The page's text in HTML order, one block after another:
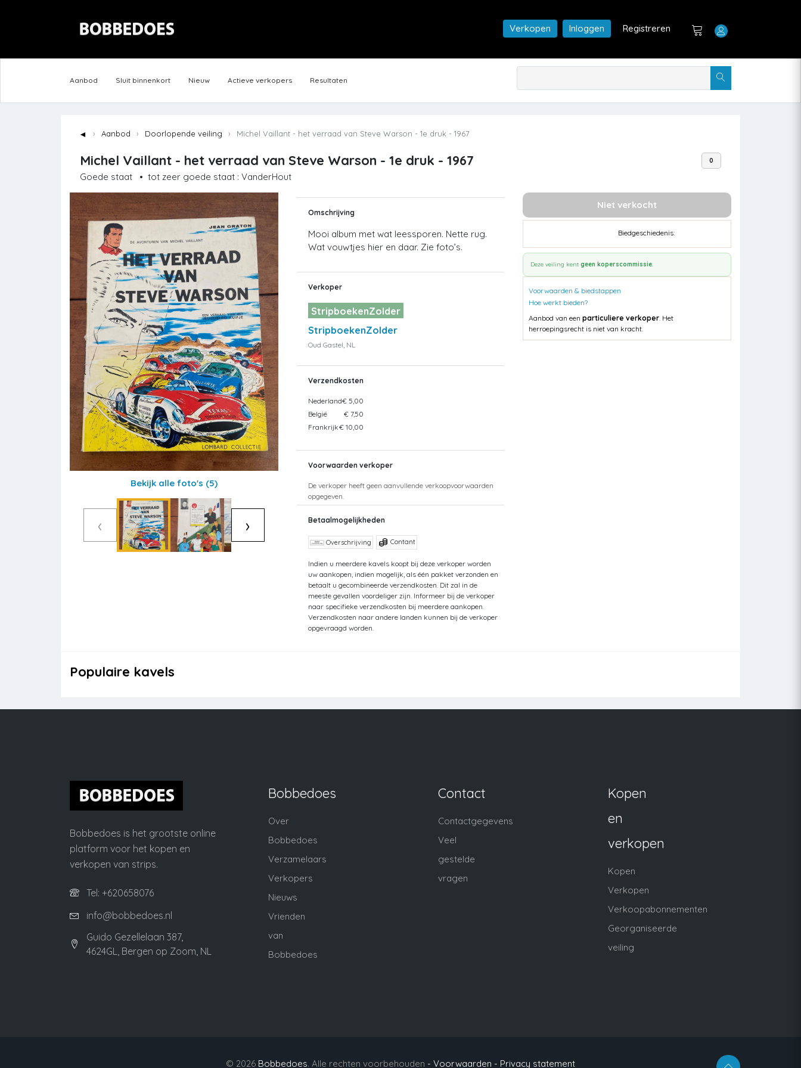
Verkopen Inloggen Registreren
Aanbod Sluit binnenkort Nieuw Actieve verkopers Resultaten
◄ Aanbod Doorlopende veiling Michel Vaillant - het verraad van Steve Warson - 1e druk - 1967
Michel Vaillant - het verraad van Steve Warson - 1e druk - 1967
Goede staat • tot zeer goede staat : VanderHout
0
Bekijk alle foto's (5)
‹ ›
Omschrijving
Mooi album met wat leessporen. Nette rug.
Wat vouwtjes hier en daar. Zie foto’s.
Verkoper
StripboekenZolder
StripboekenZolder
Oud Gastel, NL
Verzendkosten
Nederland€ 5,00
België
€ 7,50
Frankrijk€ 10,00
Voorwaarden verkoper
De verkoper heeft geen aanvullende verkoopvoorwaarden
opgegeven.
Betaalmogelijkheden
Overschrijving Contant
Indien u meerdere kavels koopt bij deze verkoper worden
uw aankopen, indien mogelijk, als één pakket verzonden en
betaalt u gecombineerde verzendkosten. Dit zal in de
meeste gevallen voordeliger zijn. Informeer bij de verkoper
naar specifieke verzendkosten bij meerdere aankopen.
Verzendkosten naar andere landen kunnen bij de verkoper
opgevraagd worden.
Niet verkocht
Biedgeschiedenis:
Deze veiling kent geen koperscommissie.
Voorwaarden & biedstappen
Hoe werkt bieden?
Aanbod van een particuliere verkoper. Het
herroepingsrecht is niet van kracht.
Populaire kavels
Bobbedoes is het grootste online
platform voor het kopen en
verkopen van strips.
Tel: +620658076
info@bobbedoes.nl
Guido Gezellelaan 387,
4624GL, Bergen op Zoom, NL
Bobbedoes
Over
Bobbedoes
Verzamelaars
Verkopers
Nieuws
Vrienden
van
Bobbedoes
Contact
Contactgegevens
Veel
gestelde
vragen
Kopen
en
verkopen
Kopen
Verkopen
Verkoopabonnementen
Georganiseerde
veiling
© 2026 Bobbedoes. Alle rechten voorbehouden - Voorwaarden - Privacy statement